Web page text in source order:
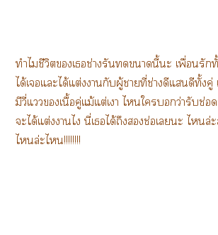
ทำไมชีวิตเช่างรันทดานี้ะ เพื่อนรักทั้
ได้เแะได้แต่งากับผู้าที่ช่างดีแดีทั้งคู่
มีวี่แววเนื้อคู่แม้แต่เา ไใว่ารับช่อ
ะได้แต่งาไ นี่เได้ถึงช่อเะ ไล่
ไล่ะไ!!!!!!!!